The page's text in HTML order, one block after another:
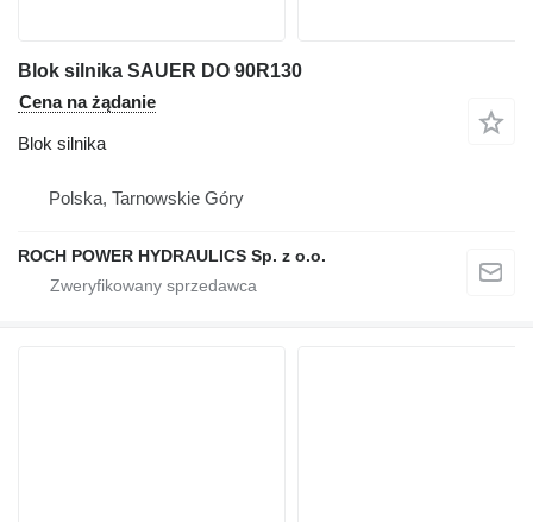
Blok silnika SAUER DO 90R130
Cena na żądanie
Blok silnika
Polska, Tarnowskie Góry
ROCH POWER HYDRAULICS Sp. z o.o.